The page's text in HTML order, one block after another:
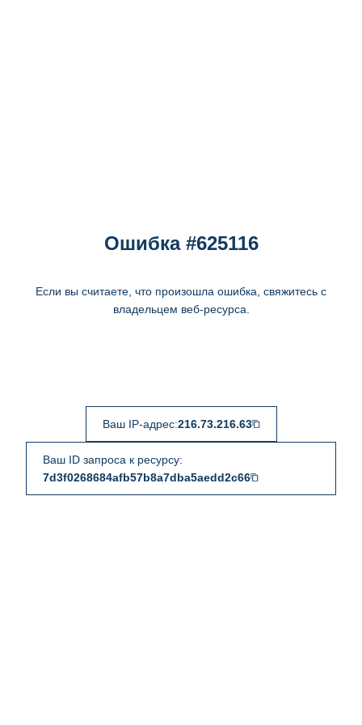
Ошибка #625116
Если вы считаете, что произошла ошибка, свяжитесь с
владельцем веб-ресурса.
Ваш IP-адрес:216.73.216.63
Ваш ID запроса к ресурсу:
7d3f0268684afb57b8a7dba5aedd2c66